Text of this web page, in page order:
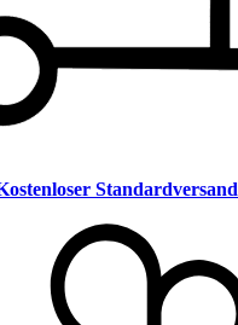
Standardversand